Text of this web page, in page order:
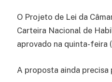
O Projeto de Lei da
Carteira Nacional de
aprovado na quinta-feira
A proposta ainda precisa